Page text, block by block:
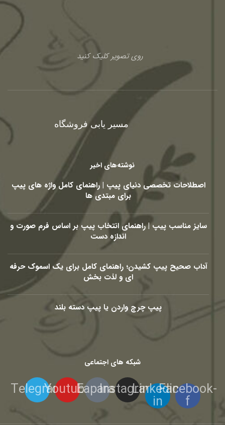
روی تصویر کلیک کنید
مسیر یابی فروشگاه
نوشته‌های اخیر
اصطلاحات تخصصی دنیای پیپ | راهنمای کامل واژه های پیپ
برای مبتدی ها
سایز مناسب پیپ | راهنمای انتخاب پیپ بر اساس فرم صورت و
اندازه دست
آداب صحیح پیپ کشیدن؛ راهنمای کامل برای یک اسموک حرفه
ای و لذت بخش
پیپ چرچ واردن یا پیپ دسته بلند
شبکه های اجتماعی
Facebook-
f
Linkedin-
in
Instagram
Eaparat
Youtube
Telegram